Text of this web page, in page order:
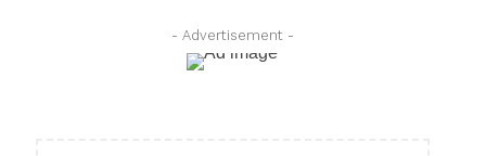
- Advertisement -